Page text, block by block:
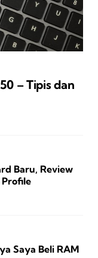
– Tipis dan
Baru, Review
Profile
Saya Beli RAM